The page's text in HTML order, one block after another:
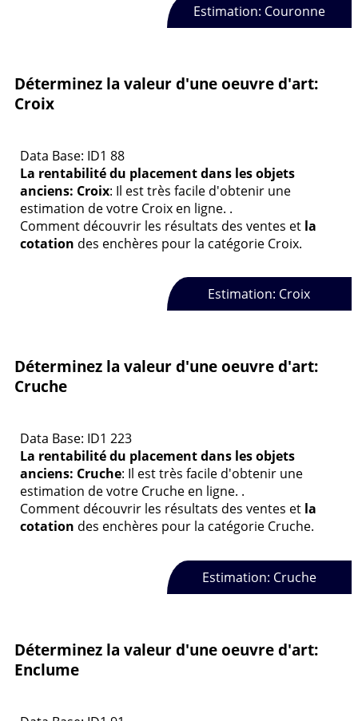
Estimation: Couronne
Déterminez la valeur d'une oeuvre d'art:
Croix
Data Base: ID1 88
La rentabilité du placement dans les objets
anciens: Croix: Il est très facile d'obtenir une
estimation de votre Croix en ligne. .
Comment découvrir les résultats des ventes et la
cotation des enchères pour la catégorie Croix.
Estimation: Croix
Déterminez la valeur d'une oeuvre d'art:
Cruche
Data Base: ID1 223
La rentabilité du placement dans les objets
anciens: Cruche: Il est très facile d'obtenir une
estimation de votre Cruche en ligne. .
Comment découvrir les résultats des ventes et la
cotation des enchères pour la catégorie Cruche.
Estimation: Cruche
Déterminez la valeur d'une oeuvre d'art:
Enclume